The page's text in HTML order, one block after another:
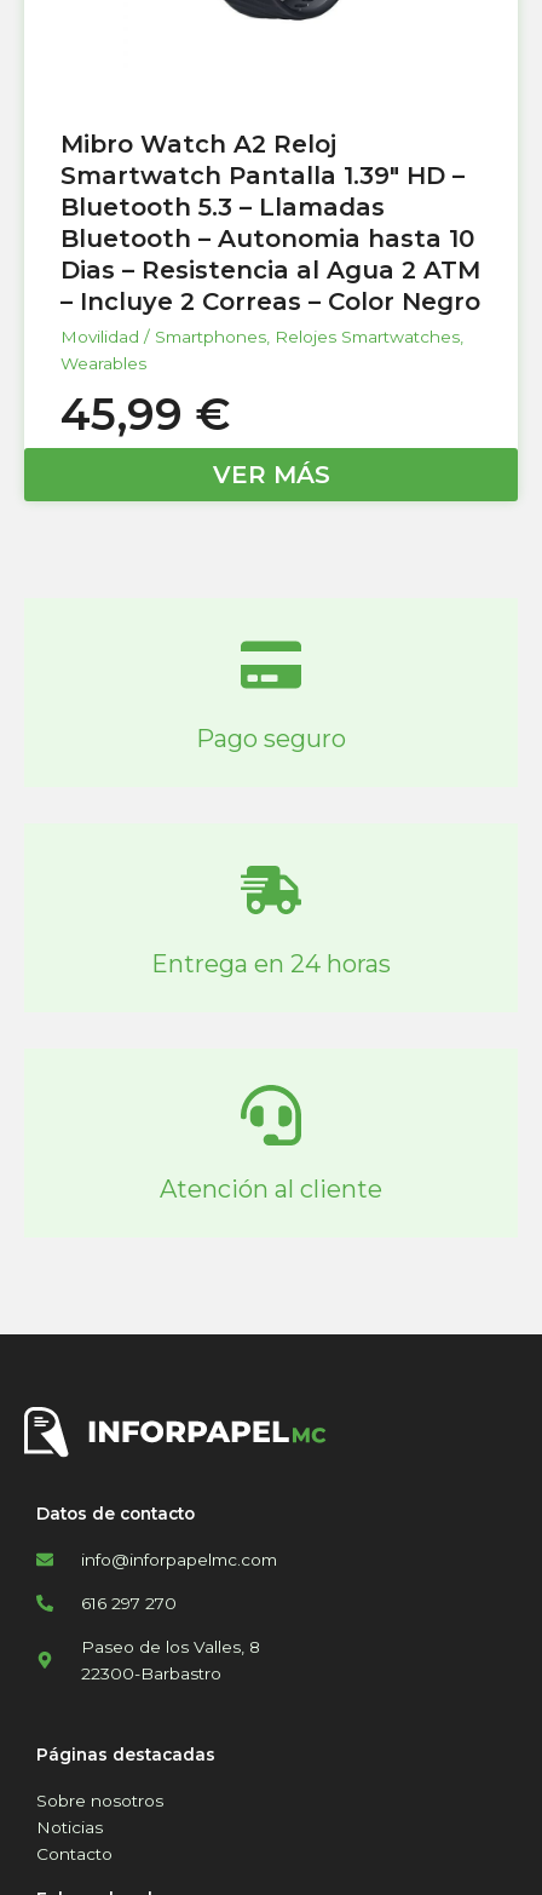
Mibro Watch A2 Reloj
Smartwatch Pantalla 1.39″ HD –
Bluetooth 5.3 – Llamadas
Bluetooth – Autonomia hasta 10
Dias – Resistencia al Agua 2 ATM
– Incluye 2 Correas – Color Negro
Movilidad / Smartphones Relojes Smartwatches
Wearables
45,99 €
VER MÁS
Pago seguro
Entrega en 24 horas
Atención al cliente
Datos de contacto
info@inforpapelmc.com
616 297 270
Paseo de los Valles, 8
22300-Barbastro
Páginas destacadas
Sobre nosotros
Noticias
Contacto